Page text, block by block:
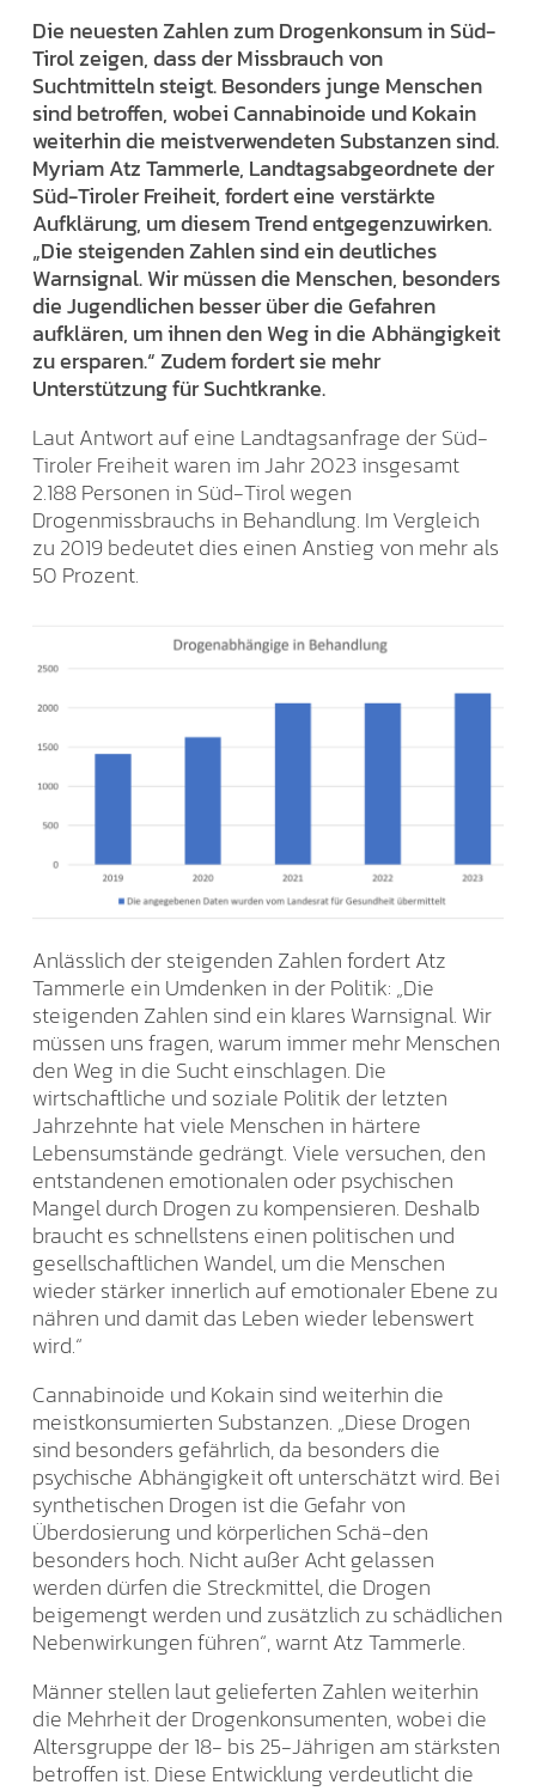
Die neuesten Zahlen zum Drogenkonsum in Süd-
Tirol zeigen, dass der Missbrauch von
Suchtmitteln steigt. Besonders junge Menschen
sind betroffen, wobei Cannabinoide und Kokain
weiterhin die meistverwendeten Substanzen sind.
Myriam Atz Tammerle, Landtagsabgeordnete der
Süd-Tiroler Freiheit, fordert eine verstärkte
Aufklärung, um diesem Trend entgegenzuwirken.
„Die steigenden Zahlen sind ein deutliches
Warnsignal. Wir müssen die Menschen, besonders
die Jugendlichen besser über die Gefahren
aufklären, um ihnen den Weg in die Abhängigkeit
zu ersparen.“ Zudem fordert sie mehr
Unterstützung für Suchtkranke.
Laut Antwort auf eine Landtagsanfrage der Süd-
Tiroler Freiheit waren im Jahr 2023 insgesamt
2.188 Personen in Süd-Tirol wegen
Drogenmissbrauchs in Behandlung. Im Vergleich
zu 2019 bedeutet dies einen Anstieg von mehr als
50 Prozent.
Anlässlich der steigenden Zahlen fordert Atz
Tammerle ein Umdenken in der Politik: „Die
steigenden Zahlen sind ein klares Warnsignal. Wir
müssen uns fragen, warum immer mehr Menschen
den Weg in die Sucht einschlagen. Die
wirtschaftliche und soziale Politik der letzten
Jahrzehnte hat viele Menschen in härtere
Lebensumstände gedrängt. Viele versuchen, den
entstandenen emotionalen oder psychischen
Mangel durch Drogen zu kompensieren. Deshalb
braucht es schnellstens einen politischen und
gesellschaftlichen Wandel, um die Menschen
wieder stärker innerlich auf emotionaler Ebene zu
nähren und damit das Leben wieder lebenswert
wird.“
Cannabinoide und Kokain sind weiterhin die
meistkonsumierten Substanzen. „Diese Drogen
sind besonders gefährlich, da besonders die
psychische Abhängigkeit oft unterschätzt wird. Bei
synthetischen Drogen ist die Gefahr von
Überdosierung und körperlichen Schä-den
besonders hoch. Nicht außer Acht gelassen
werden dürfen die Streckmittel, die Drogen
beigemengt werden und zusätzlich zu schädlichen
Nebenwirkungen führen“, warnt Atz Tammerle.
Männer stellen laut gelieferten Zahlen weiterhin
die Mehrheit der Drogenkonsumenten, wobei die
Altersgruppe der 18- bis 25-Jährigen am stärksten
betroffen ist. Diese Entwicklung verdeutlicht die